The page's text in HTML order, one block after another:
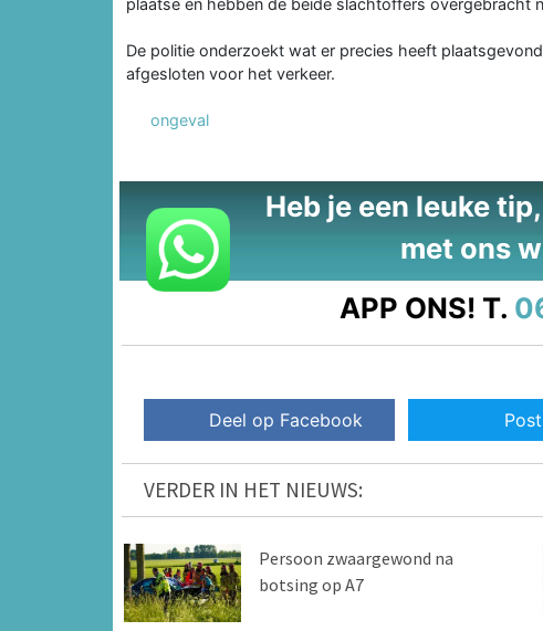
De politie onderzoekt wat er precies heeft
afgesloten voor het verkeer.
ongeval
Heb je een leuke
met ons
APP ONS! T.
Deel op Facebook
VERDER IN HET NIEUWS:
Persoon zwaargewond na
botsing op A7